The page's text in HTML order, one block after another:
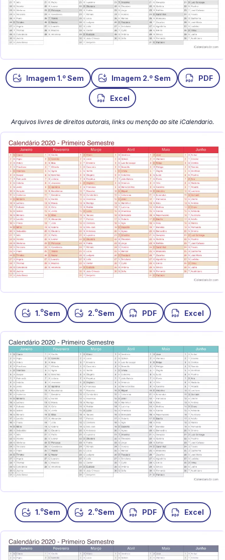
Imagem 1.o Sem Imagem 2.o Sem PDF
Excel
Arquivos livres de direitos autorais, links ou menção ao site iCalendario.
1.oSem 2.oSem PDF Excel
1.oSem 2.oSem PDF Excel